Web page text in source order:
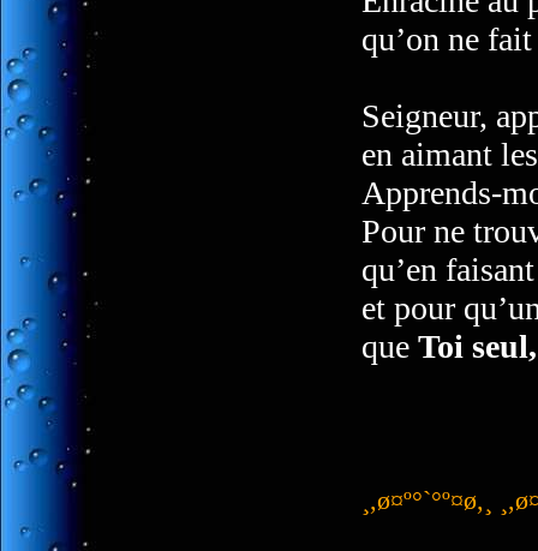
qu’on ne
Seigneur,
en aimant
Apprends-
Pour ne
qu’en
et pour
que Toi
¸,ø¤º°`°º¤ø,¸